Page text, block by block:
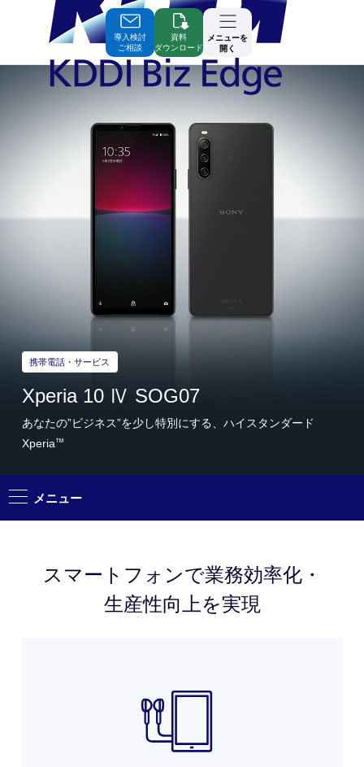
Contents
導入検討
ご相談
資料
ダウンロード
メニューを
開く
携帯電話・サービス
Xperia 10 Ⅳ SOG07
あなたの”ビジネス”を少し特別にする、ハイスタンダード
Xperia™
特長
メニュー
スマートフォンで業務効率化・
生産性向上を実現